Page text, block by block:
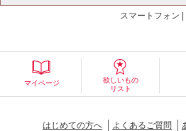
スマートフォン |
マイページ
欲しいもの
リスト
はじめての方へ よくあるご質問